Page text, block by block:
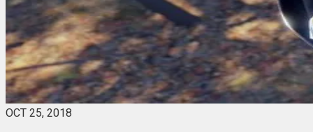
OCT 25, 2018